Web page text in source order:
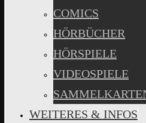
COMICS
HÖRBÜCHER
HÖRSPIELE
VIDEOSPIELE
WEITERES & INFOS